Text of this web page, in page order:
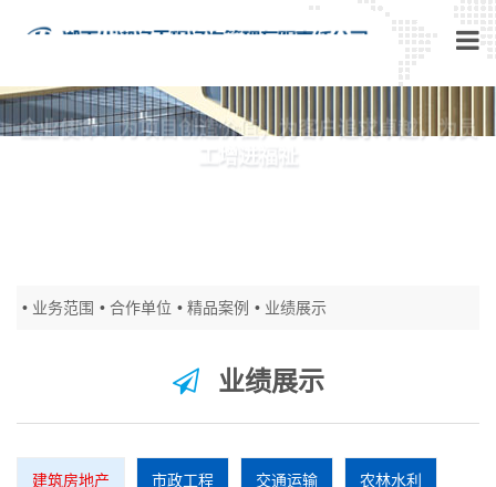
企业使命：为项目创造价值，为客户追求卓越，为员
工增进福祉
业务范围 合作单位 精品案例 业绩展示
业绩展示
建筑房地产 市政工程 交通运输 农林水利